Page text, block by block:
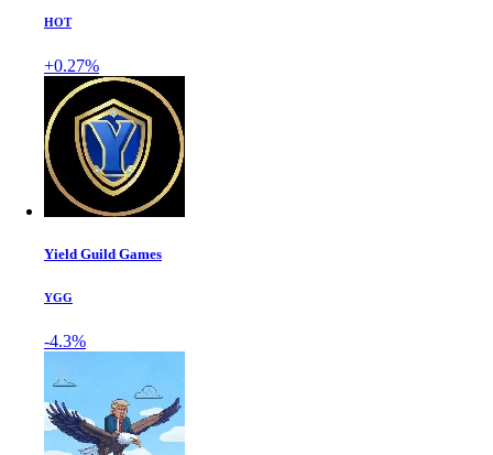
HOT
+0.27%
Yield Guild Games
YGG
-4.3%